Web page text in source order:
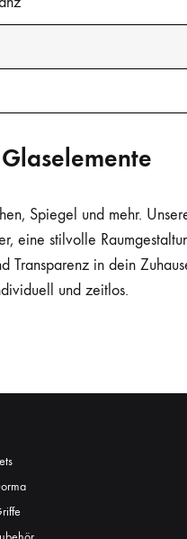
Spiegel und mehr.
eine stilvolle
Transparenz in dein
und zeitlos.